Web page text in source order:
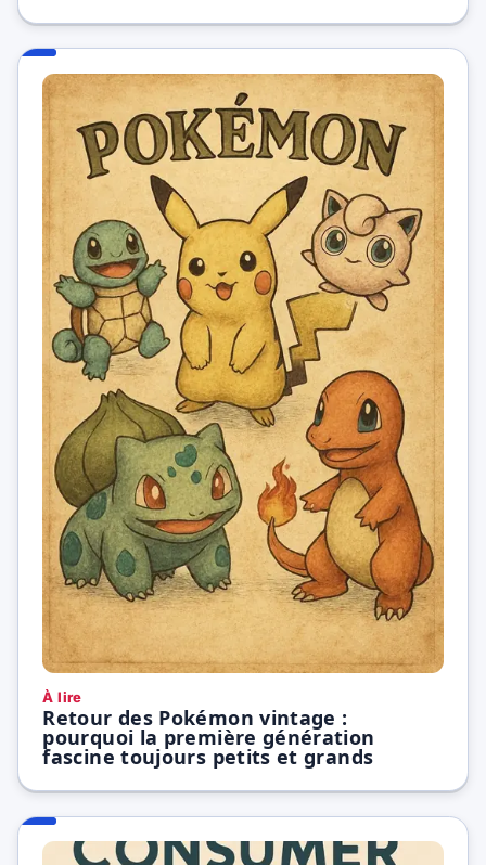
À lire
Retour des Pokémon vintage :
pourquoi la première génération
fascine toujours petits et grands